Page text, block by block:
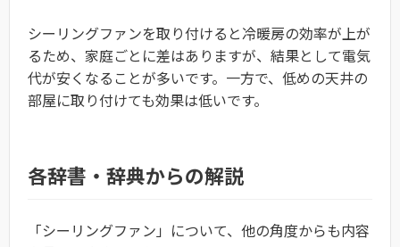
シーリングファンを取り付けると冷暖房の効率が上が
るため、家庭ごとに差はありますが、結果として電気
代が安くなることが多いです。一方で、低めの天井の
部屋に取り付けても効果は低いです。
各辞書・辞典からの解説
「シーリングファン」について、他の角度からも内容